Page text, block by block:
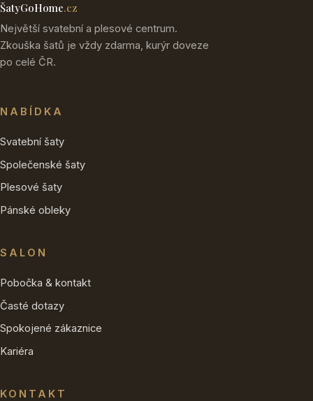
ŠatyGoHome.cz
Největší svatební a plesové centrum.
Zkouška šatů je vždy zdarma, kurýr doveze
po celé ČR.
NABÍDKA
Svatební šaty
Společenské šaty
Plesové šaty
Pánské obleky
SALON
Pobočka & kontakt
Časté dotazy
Spokojené zákaznice
Kariéra
KONTAKT